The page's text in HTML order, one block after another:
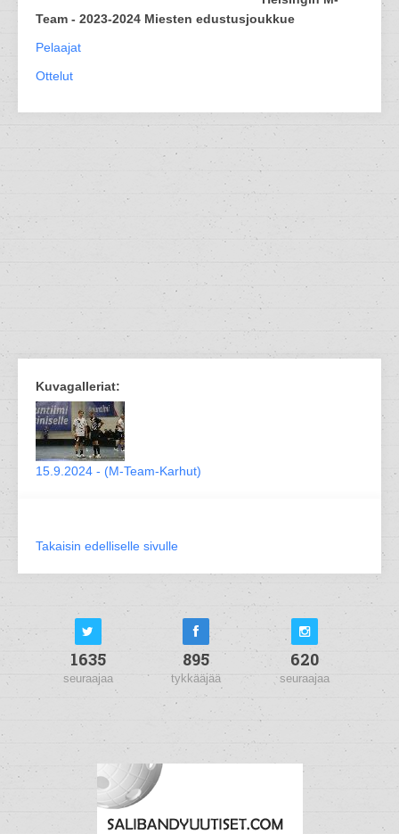
Team - 2023-2024 Miesten edustusjoukkue
Pelaajat
Ottelut
Kuvagalleriat:
15.9.2024 - (M-Team-Karhut)
Takaisin edelliselle sivulle
1635
seuraajaa
895
tykkääjää
620
seuraajaa